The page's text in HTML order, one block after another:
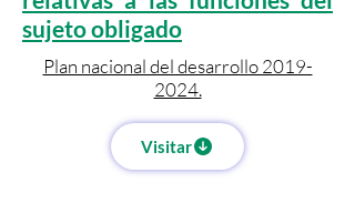
sujeto obligado
Plan nacional del desarrollo 2019-
2024.
Visitar